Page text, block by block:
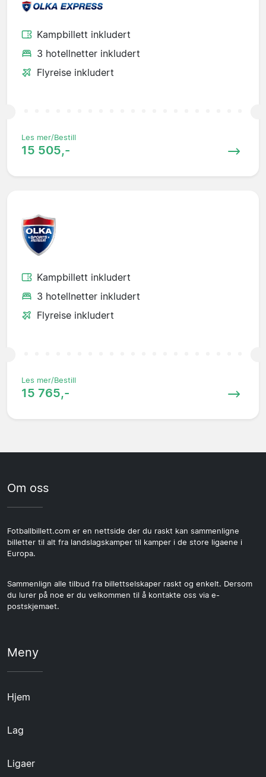
Kampbillett inkludert
3 hotellnetter inkludert
Flyreise inkludert
Les mer/Bestill
15 505,-
Kampbillett inkludert
3 hotellnetter inkludert
Flyreise inkludert
Les mer/Bestill
15 765,-
Om oss
Fotballbillett.com er en nettside der du raskt kan sammenligne
billetter til alt fra landslagskamper til kamper i de store ligaene i
Europa.
Sammenlign alle tilbud fra billettselskaper raskt og enkelt. Dersom
du lurer på noe er du velkommen til å kontakte oss via e-
postskjemaet.
Meny
Hjem
Lag
Ligaer